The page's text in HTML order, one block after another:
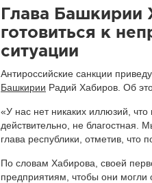
Глава Башкирии
готовиться к
ситуации
Антироссийские санкции
Башкирии Радий Хабиров. Об
«У нас нет никаких иллюзий, что
действительно, не благостная.
глава республики, отметив, что
По словам Хабирова, своей
предприятиям, чтобы они могли